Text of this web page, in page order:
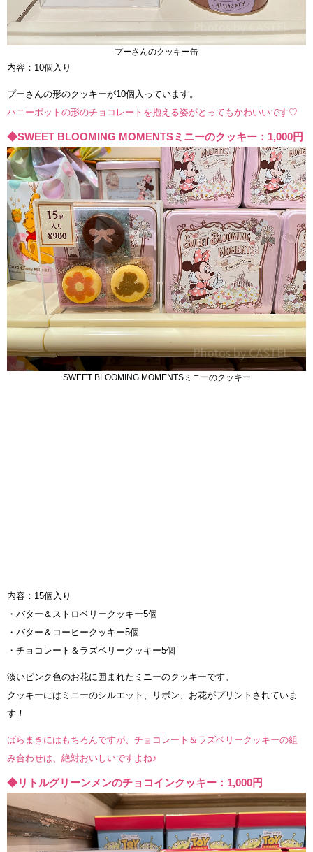
プーさんのクッキー缶
内容：10個入り
プーさんの形のクッキーが10個入っています。
ハニーポットの形のチョコレートを抱える姿がとってもかわいいです♡
◆SWEET BLOOMING MOMENTSミニーのクッキー：1,000円
SWEET BLOOMING MOMENTSミニーのクッキー
内容：15個入り
・バター＆ストロベリークッキー5個
・バター＆コーヒークッキー5個
・チョコレート＆ラズベリークッキー5個
淡いピンク色のお花に囲まれたミニーのクッキーです。
クッキーにはミニーのシルエット、リボン、お花がプリントされていま
す！
ばらまきにはもちろんですが、チョコレート＆ラズベリークッキーの組
み合わせは、絶対おいしいですよね♪
◆リトルグリーンメンのチョコインクッキー：1,000円